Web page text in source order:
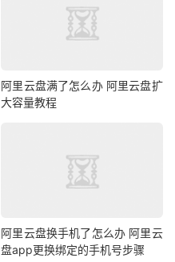
阿里云盘满了怎么办 阿里云盘扩
大容量教程
阿里云盘换手机了怎么办 阿里云
盘app更换绑定的手机号步骤